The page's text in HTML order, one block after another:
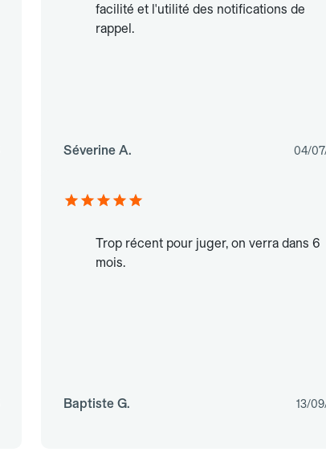
facilité et l'utilité des notifications de
rappel.
Séverine A. 04/
Trop récent pour juger, on verra dans 6
mois.
Baptiste G. 13/